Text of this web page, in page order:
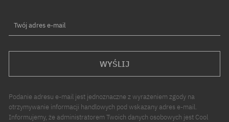
Twój adres e-mail
WYŚLIJ
Podanie adresu e-mail jest jednoznaczne z wyrażeniem zgody na
otrzymywanie informacji handlowych pod wskazany adres e-mail.
Informujemy, że administratorem Twoich danych osobowych jest Cool